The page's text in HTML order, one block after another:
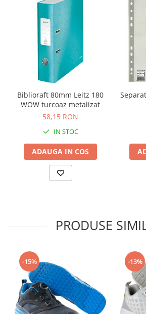
Biblioraft 80mm Leitz 180
WOW turcoaz metalizat
58,15 RON
IN STOC
ADAUGA IN COS
PRODUSE
-15% -13%